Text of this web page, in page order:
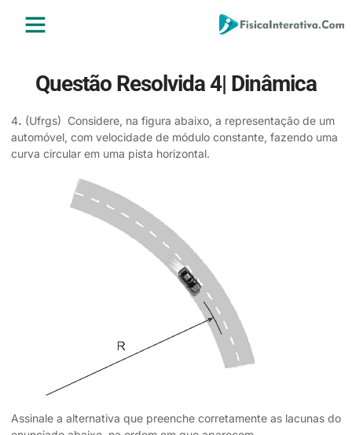
Questão Resolvida 4| Dinâmica
4. (Ufrgs) Considere, na figura abaixo, a representação de um
automóvel, com velocidade de módulo constante, fazendo uma
curva circular em uma pista horizontal.
Assinale a alternativa que preenche corretamente as lacunas do